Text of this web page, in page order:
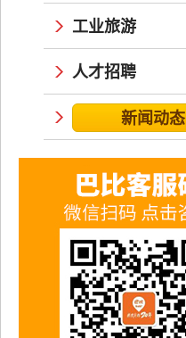
工业旅游
人才招聘
新闻动态